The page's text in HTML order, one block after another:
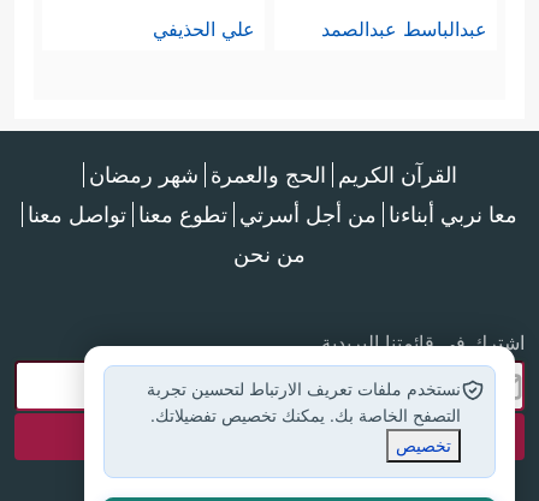
عبدالباسط عبدالصمد علي الحذيفي
القرآن الكريم الحج والعمرة شهر رمضان
معا نربي أبناءنا من أجل أسرتي تطوع معنا تواصل معنا
من نحن
اشترك في قائمتنا البريدية
نستخدم ملفات تعريف الارتباط لتحسين تجربة
التصفح الخاصة بك. يمكنك تخصيص تفضيلاتك.
تخصيص